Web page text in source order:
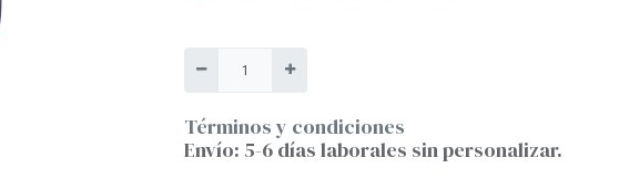
Términos y condiciones
Envío: 5-6 días laborales sin personalizar.